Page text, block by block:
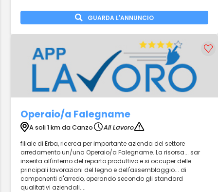
GUARDA L'ANNUNCIO
Operaio/a Falegname
A soli 1 km da Canzo
Ali Lavoro
filiale di Erba, ricerca per importante azienda del settore
arredamento un/una Operaio/a Falegname. La risorsa... sar
inserita all'interno del reparto produttivo e si occuper delle
principali lavorazioni del legno e dell'assemblaggio... di
componenti d'arredo, operando secondo gli standard
qualitativi aziendali....